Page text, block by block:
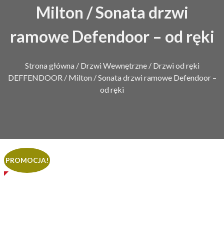
Milton / Sonata drzwi
ramowe Defendoor – od ręki
Strona główna / Drzwi Wewnętrzne/ Drzwi od ręki
DEFFENDOOR / Milton / Sonata drzwi ramowe Defendoor –
od ręki
PROMOCJA!